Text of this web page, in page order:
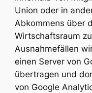
Union oder in
Abkommens über
Wirtschaftsraum
Ausnahmefällen
einen Server von
übertragen und
von Google